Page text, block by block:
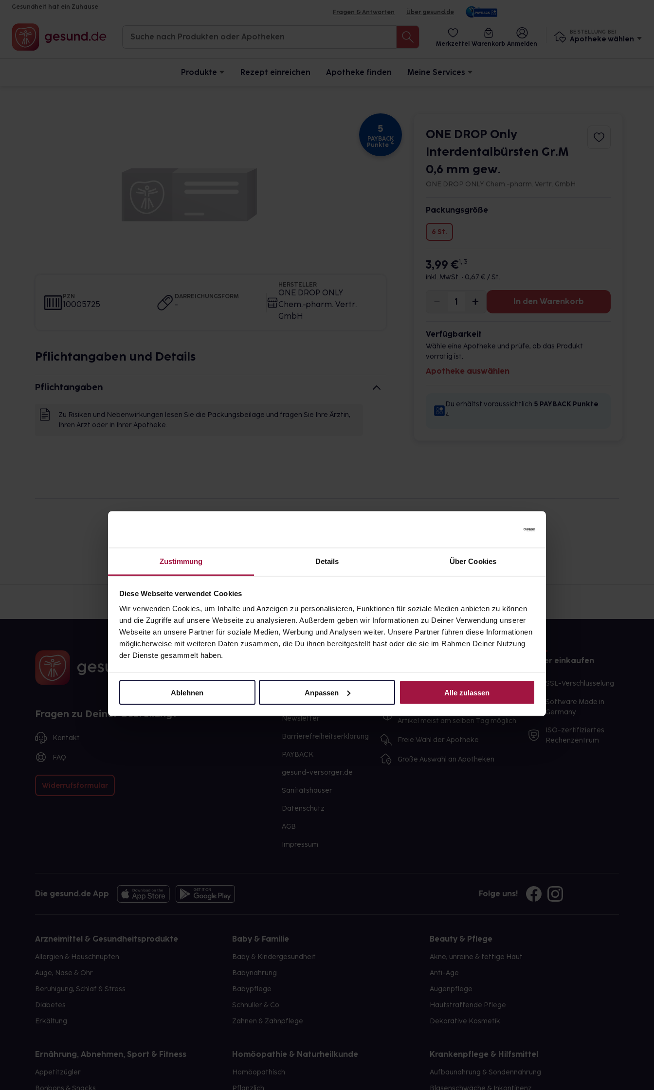
Zustimmung Details Über Cookies
Diese Webseite verwendet Cookies
Wir verwenden Cookies, um Inhalte und Anzeigen zu personalisieren, Funktionen für soziale Medien anbieten zu können
und die Zugriffe auf unsere Webseite zu analysieren. Außerdem geben wir Informationen zu Deiner Verwendung unserer
Webseite an unsere Partner für soziale Medien, Werbung und Analysen weiter. Unsere Partner führen diese Informationen
möglicherweise mit weiteren Daten zusammen, die Du ihnen bereitgestellt hast oder die sie im Rahmen Deiner Nutzung
der Dienste gesammelt haben.
Ablehnen Anpassen Alle zulassen
Gesundheit hat ein Zuhause
Fragen & Antworten Über gesund.de
Merkzettel Warenkorb Anmelden
BESTELLUNG BEI
Apotheke wählen
Produkte Rezept einreichen Apotheke finden Meine Services
5
PAYBACK
Punkte 4
PZN
10005725
DARREICHUNGSFORM
-
HERSTELLER
ONE DROP ONLY
Chem.-pharm. Vertr.
GmbH
Pflichtangaben und Details
Pflichtangaben
Zu Risiken und Nebenwirkungen lesen Sie die Packungsbeilage und fragen Sie Ihre Ärztin,
Ihren Arzt oder in Ihrer Apotheke.
ONE DROP Only
Interdentalbürsten Gr.M
0,6 mm gew.
ONE DROP ONLY Chem.-pharm. Vertr. GmbH
Packungsgröße
6 St.
3,99 €1, 3
inkl. MwSt. • 0,67 € / St.
In den Warenkorb
Verfügbarkeit
Wähle eine Apotheke und prüfe, ob das Produkt
vorrätig ist.
Apotheke auswählen
Du erhältst voraussichtlich 5 PAYBACK Punkte
4
Fragen zu Deiner Bestellung?
Kontakt
FAQ
Widerrufsformular
Über uns
Newsletter
Barrierefreiheitserklärung
PAYBACK
gesund-versorger.de
Sanitätshäuser
Datenschutz
AGB
Impressum
Ausgewählte Wunschprodukte
sofort abholbereit
Artikel meist am selben Tag möglich
Freie Wahl der Apotheke
Große Auswahl an Apotheken
Sicher einkaufen
SSL-Verschlüsselung
Software Made in
Germany
ISO-zertifiziertes
Rechenzentrum
Die gesund.de App Folge uns!
Arzneimittel & Gesundheitsprodukte
Allergien & Heuschnupfen
Auge, Nase & Ohr
Beruhigung, Schlaf & Stress
Diabetes
Erkältung
Baby & Familie
Baby & Kindergesundheit
Babynahrung
Babypflege
Schnuller & Co.
Zahnen & Zahnpflege
Beauty & Pflege
Akne, unreine & fettige Haut
Anti-Age
Augenpflege
Hautstraffende Pflege
Dekorative Kosmetik
Ernährung, Abnehmen, Sport & Fitness
Appetitzügler
Bonbons & Snacks
Homöopathie & Naturheilkunde
Homöopathisch
Pflanzlich
Krankenpflege & Hilfsmittel
Aufbaunahrung & Sondennahrung
Blasenschwäche & Inkontinenz